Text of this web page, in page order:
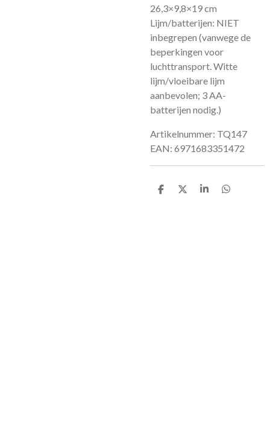
26,3×9,8×19 cm
Lijm/batterijen: NIET
inbegrepen (vanwege de
beperkingen voor
luchttransport. Witte
lijm/vloeibare lijm
aanbevolen; 3 AA-
batterijen nodig.)
Artikelnummer: TQ147
EAN: 6971683351472
D
D
S
D